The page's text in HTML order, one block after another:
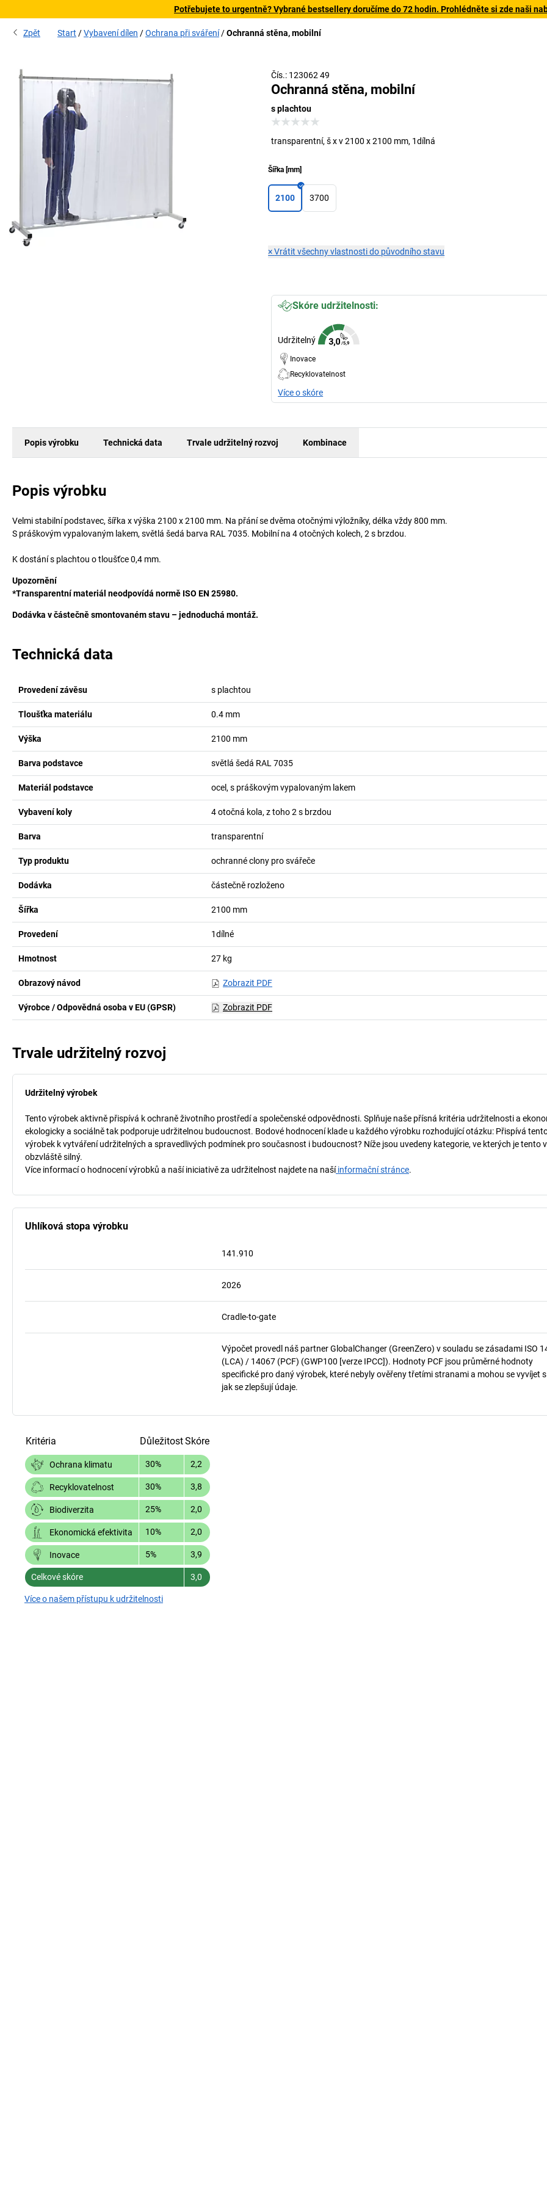
Potřebujete to urgentně? Vybrané bestsellery doručíme do 72 hodin. Prohlédněte si zde naši
Zpět Start Vybavení dílen Ochrana při sváření Ochranná stěna, mobilní
Čís.: 123062 49
Ochranná stěna, mobilní
s plachtou
transparentní, š x v 2100 x 2100 mm, 1dílná
Šířka [mm]
2100 3700
×Vrátit všechny vlastnosti do původního stavu
Skóre udržitelnosti:
Udržitelný
Inovace
Recyklovatelnost
Více o skóre
Popis výrobku Technická data Trvale udržitelný rozvoj Kombinace
Popis výrobku
Velmi stabilní podstavec, šířka x výška 2100 x 2100 mm. Na přání se dvěma otočnými výložníky, délka vždy 800 mm.
S práškovým vypalovaným lakem, světlá šedá barva RAL 7035. Mobilní na 4 otočných kolech, 2 s brzdou.
K dostání s plachtou o tloušťce 0,4 mm.
Upozornění
*Transparentní materiál neodpovídá normě ISO EN 25980.
Dodávka v částečně smontovaném stavu – jednoduchá montáž.
Technická data
Provedení závěsu s plachtou
Tloušťka materiálu 0.4 mm
Výška 2100 mm
Barva podstavce světlá šedá RAL 7035
Materiál podstavce ocel, s práškovým vypalovaným lakem
Vybavení koly 4 otočná kola, z toho 2 s brzdou
Barva transparentní
Typ produktu ochranné clony pro svářeče
Dodávka částečně rozloženo
Šířka 2100 mm
Provedení 1dílné
Hmotnost 27 kg
Obrazový návod Zobrazit PDF
Výrobce / Odpovědná osoba v EU (GPSR) Zobrazit PDF
Trvale udržitelný rozvoj
Udržitelný výrobek
Tento výrobek aktivně přispívá k ochraně životního prostředí a společenské odpovědnosti. Splňuje naše přísná kritéria udržitelnosti a
ekologicky a sociálně tak podporuje udržitelnou budoucnost. Bodové hodnocení klade u každého výrobku rozhodující otázku: Přispívá
výrobek k vytváření udržitelných a spravedlivých podmínek pro současnost i budoucnost? Níže jsou uvedeny kategorie, ve kterých je tento
obzvláště silný.
Více informací o hodnocení výrobků a naší iniciativě za udržitelnost najdete na našíinformační stránce.
Uhlíková stopa výrobku
141.910
2026
Cradle-to-gate
Výpočet provedl náš partner GlobalChanger (GreenZero) v souladu se zásadami ISO
(LCA) / 14067 (PCF) (GWP100 [verze IPCC]). Hodnoty PCF jsou průměrné hodnoty
specifické pro daný výrobek, které nebyly ověřeny třetími stranami a mohou se vyvíjet
jak se zlepšují údaje.
Kritéria DůležitostSkóre
Ochrana klimatu 30% 2,2
Recyklovatelnost 30% 3,8
Biodiverzita 25% 2,0
Ekonomická efektivita 10% 2,0
Inovace 5% 3,9
Celkové skóre 3,0
Více o našem přístupu k udržitelnosti